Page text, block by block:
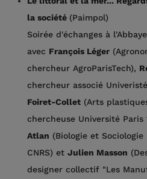
la société (Paimpol)
Soirée d'échanges à
avec François Léger
chercheur AgroParisTech),
chercheur associé
Foiret-Collet (Arts
chercheuse Université Paris
Atlan (Biologie et
CNRS) et Julien Masson
designer collectif "Les